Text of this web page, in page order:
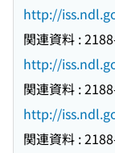
http://
関連資料 :
http://
関連資料 :
http://
関連資料 :